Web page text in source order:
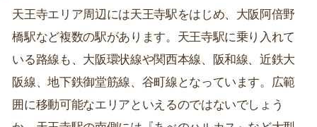
天王寺エリア周辺には天王寺駅をはじめ、大阪阿倍野
橋駅など複数の駅があります。天王寺駅に乗り入れて
いる路線も、大阪環状線や関西本線、阪和線、近鉄大
阪線、地下鉄御堂筋線、谷町線となっています。広範
囲に移動可能なエリアといえるのではないでしょう